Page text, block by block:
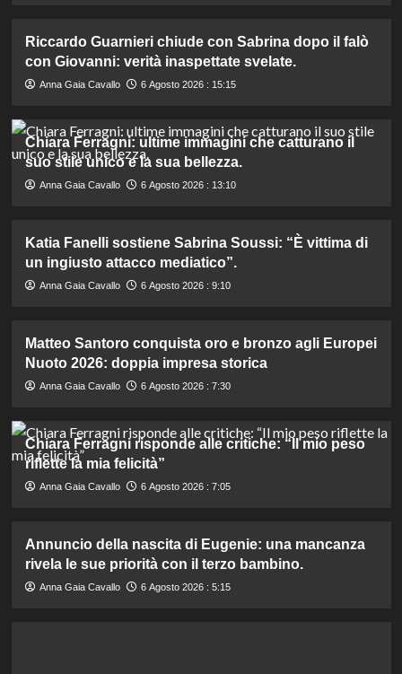
Riccardo Guarnieri chiude con Sabrina dopo il falò
con Giovanni: verità inaspettate svelate.
Anna Gaia Cavallo 6 Agosto 2026 : 15:15
Chiara Ferragni: ultime immagini che catturano il
suo stile unico e la sua bellezza.
Anna Gaia Cavallo 6 Agosto 2026 : 13:10
Katia Fanelli sostiene Sabrina Soussi: “È vittima di
un ingiusto attacco mediatico”.
Anna Gaia Cavallo 6 Agosto 2026 : 9:10
Matteo Santoro conquista oro e bronzo agli Europei
Nuoto 2026: doppia impresa storica
Anna Gaia Cavallo 6 Agosto 2026 : 7:30
Chiara Ferragni risponde alle critiche: “Il mio peso
riflette la mia felicità”
Anna Gaia Cavallo 6 Agosto 2026 : 7:05
Annuncio della nascita di Eugenie: una mancanza
rivela le sue priorità con il terzo bambino.
Anna Gaia Cavallo 6 Agosto 2026 : 5:15